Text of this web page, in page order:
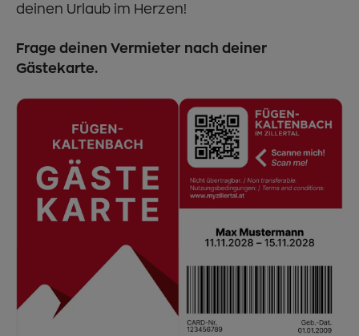
Frage deinen Vermieter nach deiner
Gästekarte.